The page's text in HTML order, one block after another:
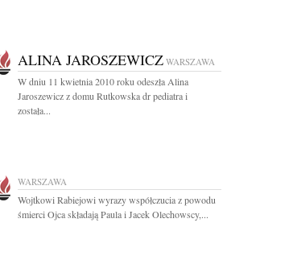
ALINA JAROSZEWICZ WARSZAWA
W dniu 11 kwietnia 2010 roku odeszła Alina
Jaroszewicz z domu Rutkowska dr pediatra i
została...
WARSZAWA
Wojtkowi Rabiejowi wyrazy współczucia z powodu
śmierci Ojca składają Paula i Jacek Olechowscy,...